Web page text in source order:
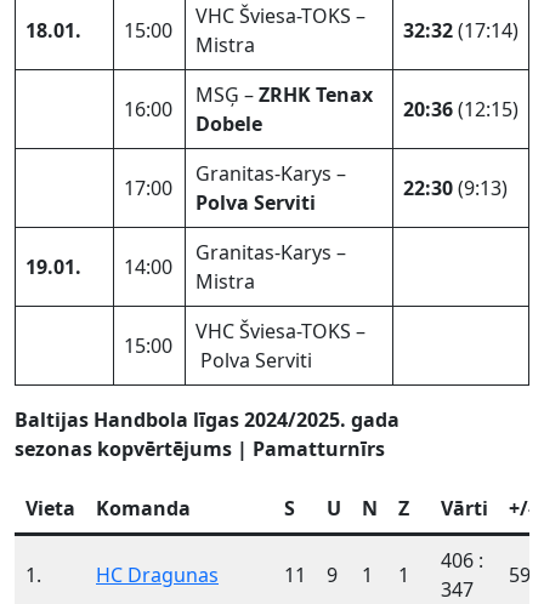
18.01. 15:00
VHC Šviesa-TOKS –
Mistra
32:32(17:14)
16:00
MSĢ –ZRHK Tenax
Dobele
20:36(12:15)
17:00
Granitas-Karys –
Polva Serviti
22:30(9:13)
19.01. 14:00
Granitas-Karys –
Mistra
15:00
VHC Šviesa-TOKS –
Polva Serviti
Baltijas Handbola līgas 2024/2025. gada
sezonas kopvērtējums | Pamatturnīrs
Vieta Komanda S U N Z Vārti +/-
1. HC Dragunas 11 9 1 1
406 :
347
59